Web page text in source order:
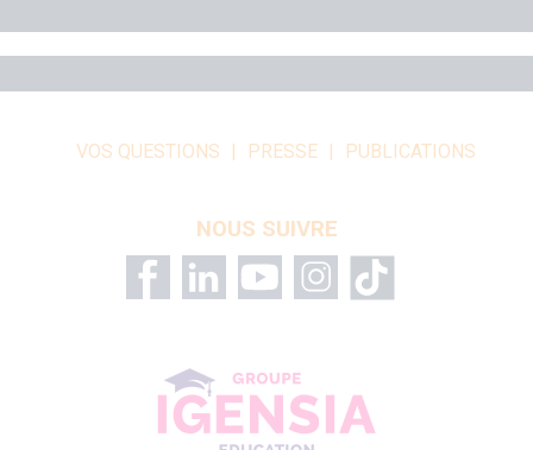
VOS QUESTIONS PRESSE PUBLICATIONS
NOUS SUIVRE